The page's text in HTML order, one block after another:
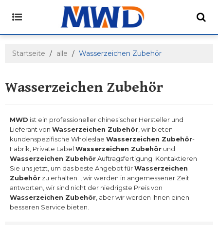
Startseite / alle / Wasserzeichen Zubehör
Wasserzeichen Zubehör
MWD ist ein professioneller chinesischer Hersteller und
Lieferant von Wasserzeichen Zubehör , wir bieten
kundenspezifische Wholeslae Wasserzeichen Zubehör-
Fabrik, Private Label Wasserzeichen Zubehör und
Wasserzeichen ZubehörAuftragsfertigung. Kontaktieren
Sie uns jetzt, um das beste Angebot fürWasserzeichen
Zubehör zu erhalten. , wir werden in angemessener Zeit
antworten, wir sind nicht der niedrigste Preis von
Wasserzeichen Zubehör , aber wir werden Ihnen einen
besseren Service bieten.